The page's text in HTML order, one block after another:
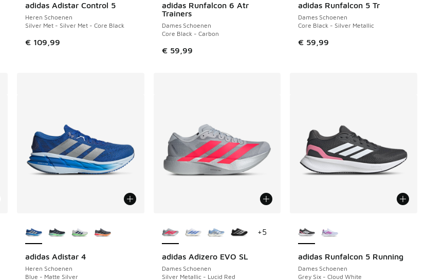
adidas Adistar Control 5
Heren Schoenen
Silver Met - Silver Met - Core Black
€ 109,99
adidas Runfalcon 6 Atr
Trainers
Dames Schoenen
Core Black - Carbon
€ 59,99
adidas Runfalcon 5 Tr
Dames Schoenen
Core Black - Silver Metallic
€ 59,99
adidas Adistar 4
Heren Schoenen
Blue - Matte Silver
adidas Adizero EVO SL
Dames Schoenen
Silver Metallic - Lucid Red
+5
adidas Runfalcon 5 Running
Dames Schoenen
Grey Six - Cloud White